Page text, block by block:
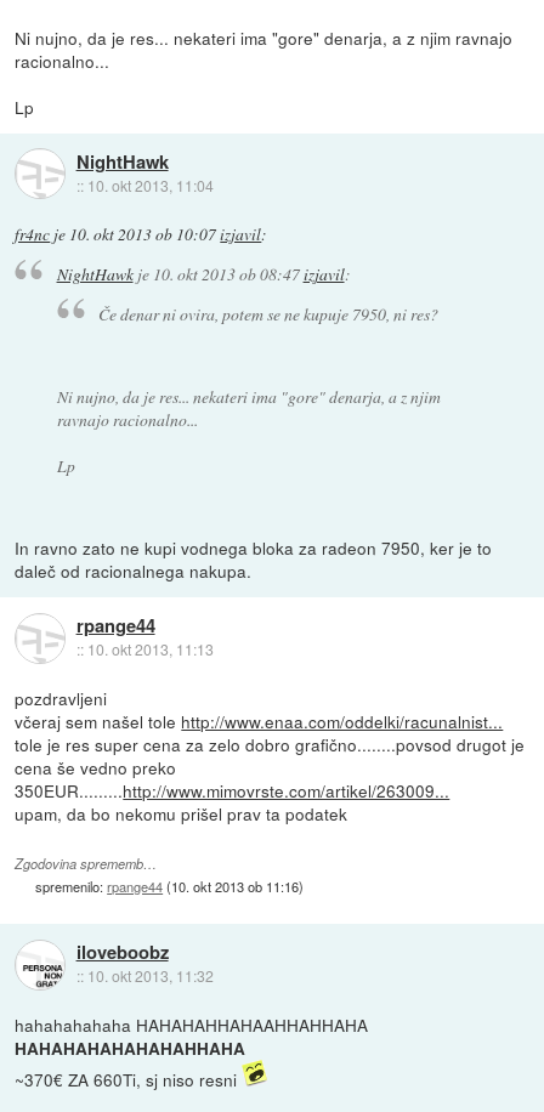
Ni nujno, da je res... nekateri ima "gore" denarja, a z njim ravnajo
racionalno...
Lp
NightHawk
:: 10. okt 2013, 11:04
fr4nc je 10. okt 2013 ob 10:07izjavil:
NightHawkje 10. okt 2013 ob 08:47izjavil:
Če denar ni ovira, potem se ne kupuje 7950, ni res?
Ni nujno, da je res... nekateri ima "gore" denarja, a z njim
ravnajo racionalno...
Lp
In ravno zato ne kupi vodnega bloka za radeon 7950, ker je to
daleč od racionalnega nakupa.
rpange44
:: 10. okt 2013, 11:13
pozdravljeni
včeraj sem našel tole http://www.enaa.com/oddelki/racunalnist...
tole je res super cena za zelo dobro grafično........povsod drugot je
cena še vedno preko
350EUR.........http://www.mimovrste.com/artikel/263009...
upam, da bo nekomu prišel prav ta podatek
Zgodovina sprememb…
spremenilo:rpange44(10. okt 2013 ob 11:16)
iloveboobz
:: 10. okt 2013, 11:32
hahahahahaha HAHAHAHHAHAAHHAHHAHA
HAHAHAHAHAHAHAHHAHA
~370€ ZA 660Ti, sj niso resni